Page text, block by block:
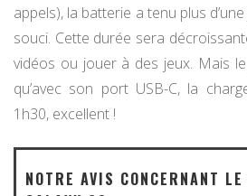
appels), la batterie a tenu plus
souci. Cette durée sera
vidéos ou jouer à des jeux. Mais
qu’avec son port USB-C, la
1h30, excellent !
NOTRE AVIS CONCERNANT